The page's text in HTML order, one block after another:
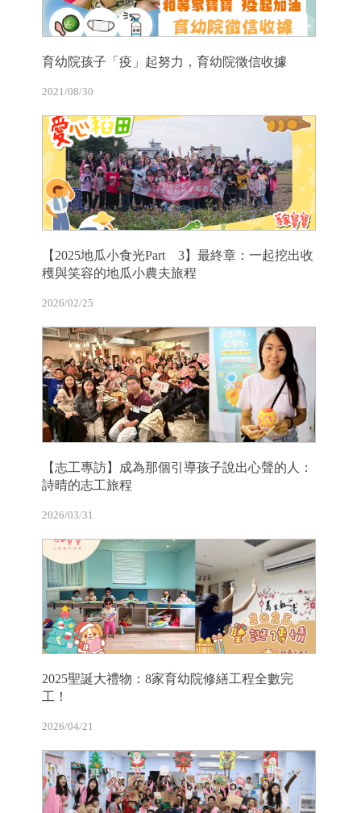
育幼院孩子「疫」起努力，育幼院徵信收據
2021/08/30
【2025地瓜小食光Part 3】最終章：一起挖出收
穫與笑容的地瓜小農夫旅程
2026/02/25
【志工專訪】成為那個引導孩子說出心聲的人：
詩晴的志工旅程
2026/03/31
2025聖誕大禮物：8家育幼院修繕工程全數完
工！
2026/04/21